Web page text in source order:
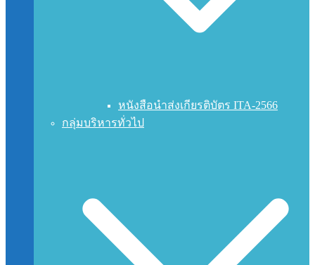
หนังสือนำส่งเกียรติบัตร ITA-2566
กลุ่มบริหารทั่วไป